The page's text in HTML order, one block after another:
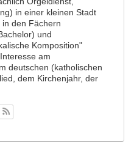
in einer kleinen Stadt
in den Fächern
und
Komposition"
am
deutschen (katholischen
dem Kirchenjahr, der